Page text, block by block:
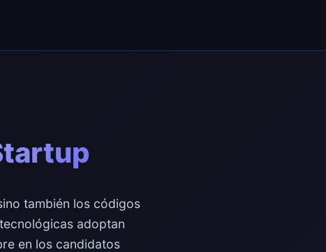
también los códigos
adoptan
en los candidatos